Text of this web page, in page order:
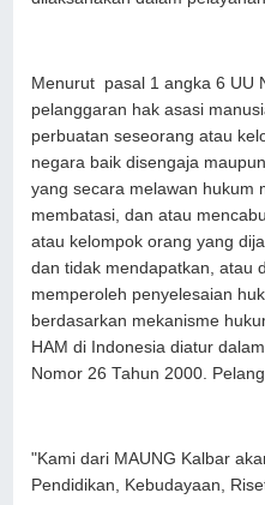
Menurut pasal 1 angka 6 UU
pelanggaran hak asasi
perbuatan seseorang atau
negara baik disengaja
yang secara melawan hukum
membatasi, dan atau
atau kelompok orang yang
dan tidak mendapatkan, atau
memperoleh penyelesaian
berdasarkan mekanisme
HAM di Indonesia diatur
Nomor 26 Tahun 2000.
"Kami dari MAUNG Kalbar
Pendidikan, Kebudayaan,